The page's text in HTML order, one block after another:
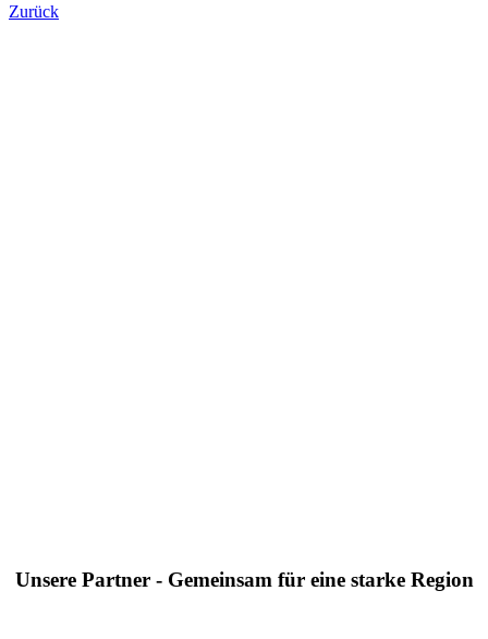
Zurück
Unsere Partner - Gemeinsam für eine starke Region